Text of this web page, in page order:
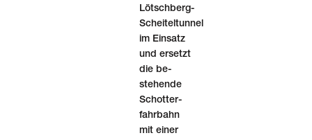
Lötschberg-
Scheiteltunnel
im Einsatz
und ersetzt
die be­
stehende
Schotter­
fahr­bahn
mit einer